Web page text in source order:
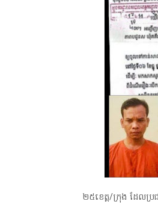
២៥ខេត្ត/ក្រុង ដែលប្រ